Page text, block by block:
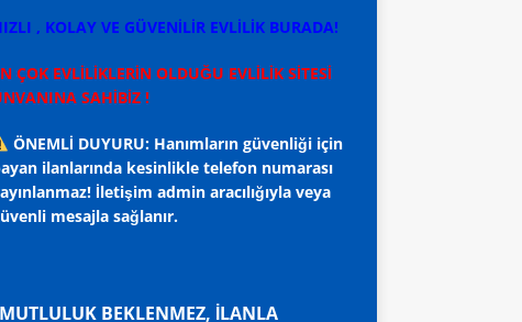
, KOLAY VE GÜVENİLİR EVLİLİK BURADA!
ÇOK EVLİLİKLERİN OLDUĞU EVLİLİK SİTESİ
SAHİBİZ !
ÖNEMLİ DUYURU: Hanımların güvenliği için
ilanlarında kesinlikle telefon numarası
İletişim admin aracılığıyla veya
mesajla sağlanır.
BEKLENMEZ, ILANLA